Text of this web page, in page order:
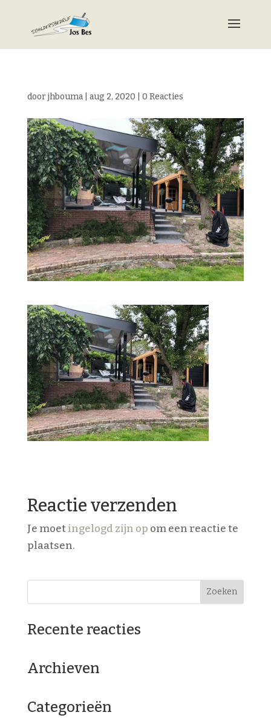
doorjhbouma| aug 2, 2020 0 Reacties
Reactie verzenden
Je moetingelogd zijn op om een reactie te
plaatsen.
Recente reacties
Archieven
Categorieën